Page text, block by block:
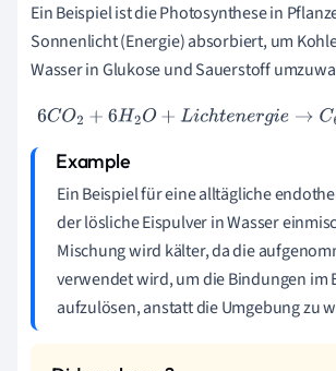
Ein Beispiel ist die Photosynthese in
Sonnenlicht (Energie) absorbiert, um
Wasser in Glukose und Sauerstoff
6 CO2+6H2O+Lichtenergie→ C6H 12
Ein Beispiel für eine alltägliche
der lösliche Eispulver in Wasser
Mischung wird kälter, da die
verwendet wird, um die Bindungen im
aufzulösen, anstatt die Umgebung zu